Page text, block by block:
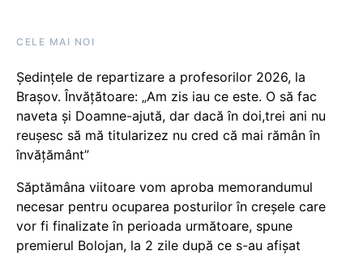
CELE MAI NOI
Ședințele de repartizare a profesorilor 2026, la
Brașov. Învățătoare: „Am zis iau ce este. O să fac
naveta și Doamne-ajută, dar dacă în doi,trei ani nu
reușesc să mă titularizez nu cred că mai rămân în
învățământ”
Săptămâna viitoare vom aproba memorandumul
necesar pentru ocuparea posturilor în creșele care
vor fi finalizate în perioada următoare, spune
premierul Bolojan, la 2 zile după ce s-au afișat